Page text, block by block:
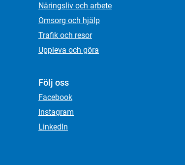
Näringsliv och arbete
Omsorg och hjälp
Trafik och resor
Uppleva och göra
Följ oss
Facebook
Instagram
LinkedIn